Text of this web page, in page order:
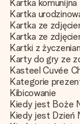
Kartka komunijna
Kartka
Kartka ze
Kartka ze
Kartki z
Karty do gry ze
Kasteel Cuvée
Kategorie
Kibicowanie
Kiedy jest Boże
Kiedy jest Dzień